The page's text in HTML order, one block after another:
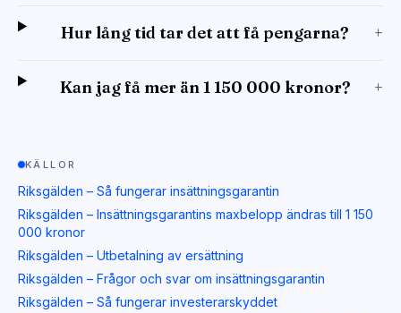
Hur lång tid tar det att få pengarna? +
Kan jag få mer än 1 150 000 kronor? +
KÄLLOR
Riksgälden – Så fungerar insättningsgarantin
Riksgälden – Insättningsgarantins maxbelopp ändras till 1 150
000 kronor
Riksgälden – Utbetalning av ersättning
Riksgälden – Frågor och svar om insättningsgarantin
Riksgälden – Så fungerar investerarskyddet